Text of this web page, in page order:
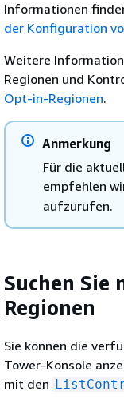
Informationen
der Konfiguration
Weitere
Regionen und
Opt-in-Regionen.
Anmerkung
Für die
empfehlen
aufzurufen.
Suchen Sie
Regionen
Sie können die
Tower-Konsole
mit den